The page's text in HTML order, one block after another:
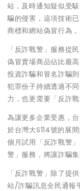
站，及時通知疑似受
騙的侵害，這項技術
商標和網站偽冒行為
「反詐戰警」服務從
偽冒賣場商品佔比最
投資詐騙和冒名詐騙
犯罪份子持續透過不
力，也更需要「反詐
為讓更多企業受惠，
於台灣大S114號的展
個月試用「反詐戰警
警」服務，將讓詐騙集
「反詐戰警」除了提
站/詐騙訊息全民通報